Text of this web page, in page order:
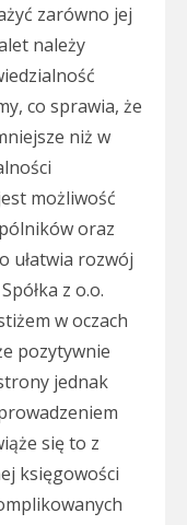
zarówno jej
należy
co sprawia, że
niż w
możliwość
oraz
ułatwia rozwój
z o.o.
w oczach
pozytywnie
jednak
się to z
księgowości